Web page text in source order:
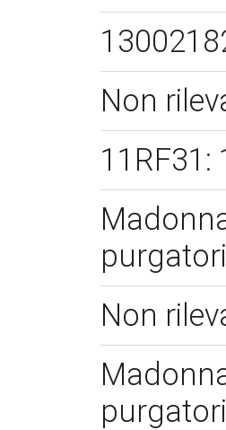
Non
Non